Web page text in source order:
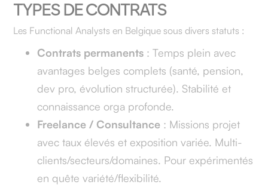
TYPES DE CONTRATS
Les Functional Analysts en Belgique sous divers statuts :
Contrats permanents : Temps plein avec
avantages belges complets (santé, pension,
dev pro, évolution structurée). Stabilité et
connaissance orga profonde.
Freelance / Consultance : Missions projet
avec taux élevés et exposition variée. Multi-
clients/secteurs/domaines. Pour expérimentés
en quête variété/flexibilité.